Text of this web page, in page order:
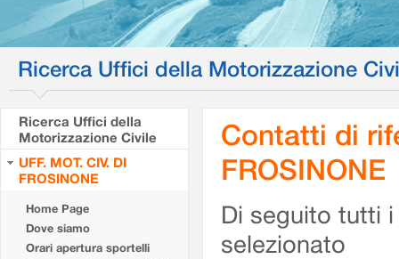
Ricerca Uffici della Motorizzazione
Ricerca Uffici della
Motorizzazione Civile
UFF. MOT. CIV. DI
FROSINONE
Home Page
Dove siamo
Orari apertura sportelli
Contatti di
FROSINONE
Di seguito tutti
selezionato